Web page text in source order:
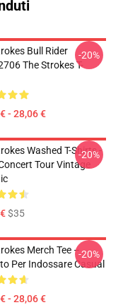
Bull Rider
The Strokes T-
- 28,06 €
-20%
Washed T-Shirts -
Tour Vintage
$35
-20%
Merch Tee –
Per Indossare Casual
- 28,06 €
-20%